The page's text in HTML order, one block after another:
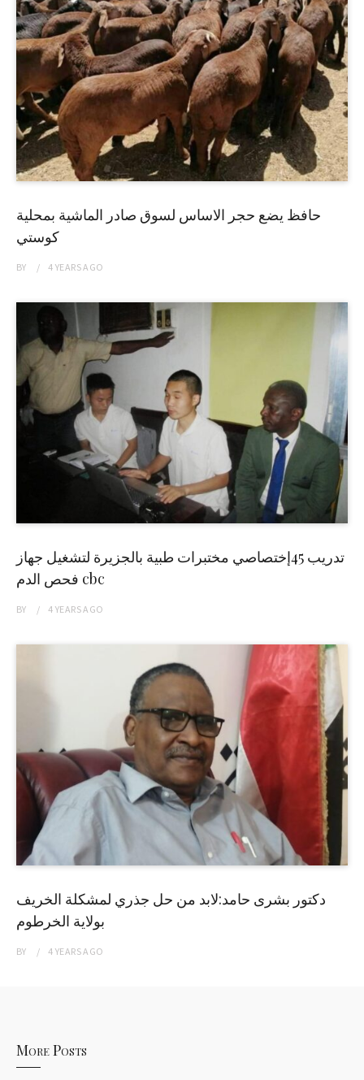
حافظ يضع حجر الاساس لسوق صادر الماشية بمحلية
كوستي
BY 4 YEARSAGO
تدريب 45إختصاصي مختبرات طبية بالجزيرة لتشغيل جهاز
فحص الدم cbc
BY 4 YEARSAGO
دكتور بشرى حامد:لابد من حل جذري لمشكلة الخريف
بولاية الخرطوم
BY 4 YEARSAGO
More Posts